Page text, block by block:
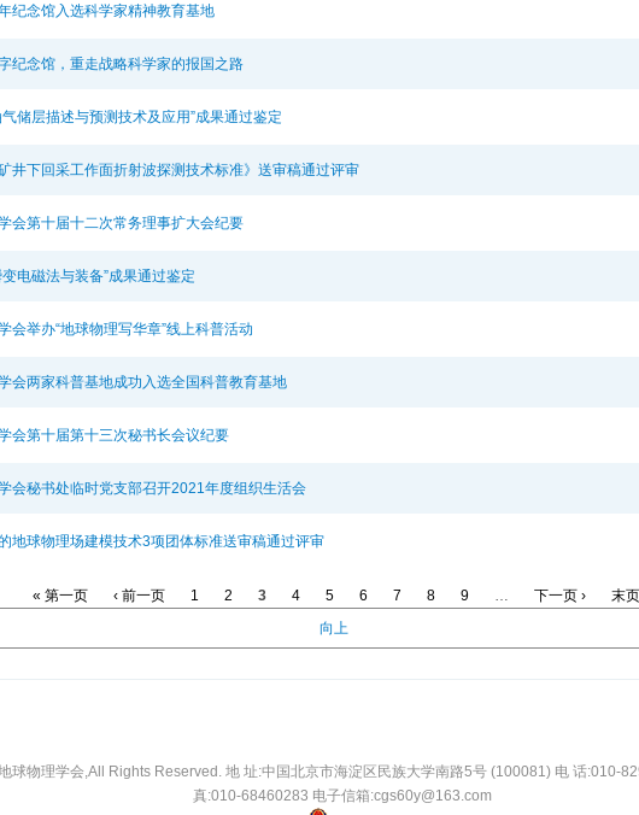
纪念馆入选科学家精神教育基地
纪念馆，重走战略科学家的报国之路
储层描述与预测技术及应用”成果通过鉴定
井下回采工作面折射波探测技术标准》送审稿通过评审
会第十届十二次常务理事扩大会纪要
电磁法与装备”成果通过鉴定
会举办“地球物理写华章”线上科普活动
会两家科普基地成功入选全国科普教育基地
会第十届第十三次秘书长会议纪要
会秘书处临时党支部召开2021年度组织生活会
地球物理场建模技术3项团体标准送审稿通过评审
« 第一页 ‹ 前一页 1 2 3 4 5 6 7 8 9 下一页 ›
末
向上
球物理学会,All Rights Reserved. 地 址:中国北京市海淀区民族大学南路5号 (100081) 电 话:010-
真:010-68460283 电子信箱:cgs60y@163.com